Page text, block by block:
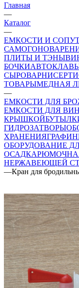
Главная
—
Каталог
—
ЕМКОСТИ И
ПЛИТЫ И ТЭНЫ
БОЧКИ
СЫРОВАРНИ
ТОВАРЫМЕДНАЯ
—
ЕМКОСТИ ДЛЯ
ЕМКОСТИ ДЛЯ
КРЫШКОЙ
ГИДРОЗАТВОРЫ
ХРАНЕНИЯ
ОБОРУДОВАНИЕ
ОСАДКА
НЕРЖАВЕЮЩЕЙ
—Кран для